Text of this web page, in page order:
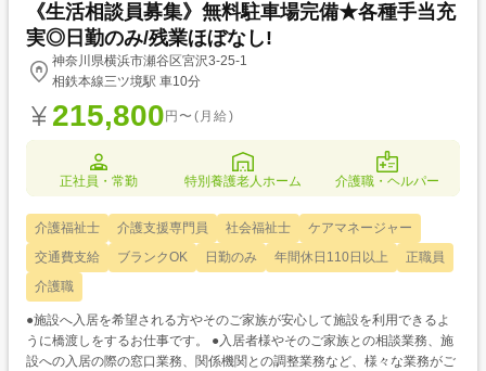
《生活相談員募集》無料駐車場完備★各種手当充
実◎日勤のみ/残業ほぼなし!
神奈川県横浜市瀬谷区宮沢3-25-1
相鉄本線三ツ境駅 車10分
215,800 円〜(月給)
正社員・常勤 特別養護老人ホーム 介護職・ヘルパー
介護福祉士 介護支援専門員 社会福祉士
ケアマネージャー
交通費支給
ブランクOK 日勤のみ 年間休日110日以上
正職員
介護職
●施設へ入居を希望される方やそのご家族が安心して施設を利用できるよ
うに橋渡しをするお仕事です。 ●入居者様やそのご家族との相談業務、施
設への入居の際の窓口業務、関係機関との調整業務など、様々な業務がご